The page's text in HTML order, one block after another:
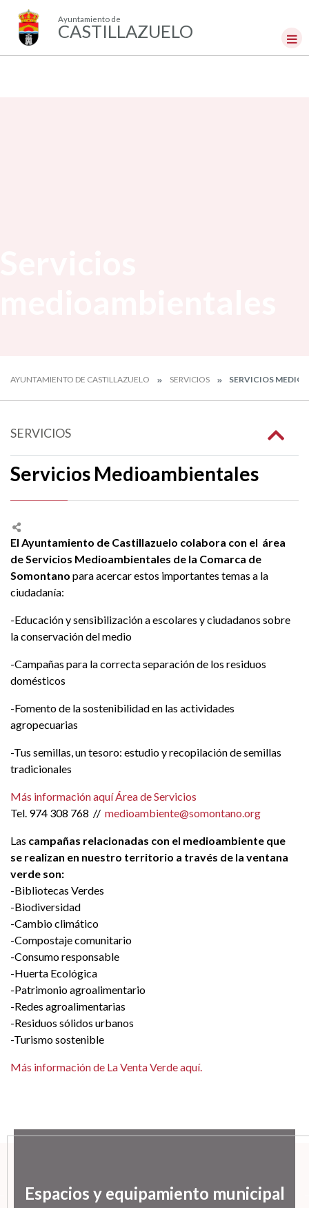
Ayuntamiento de
CASTILLAZUELO
AYUNTAMIENTO DE CASTILLAZUELO SERVICIOS SERVICIOS
SERVICIOS
Servicios Medioambientales
El Ayuntamiento de Castillazuelo colabora con el área
de Servicios Medioambientales de la Comarca de
Somontano para acercar estos importantes temas a la
ciudadanía:
-Educación y sensibilización a escolares y ciudadanos sobre
la conservación del medio
-Campañas para la correcta separación de los residuos
domésticos
-Fomento de la sostenibilidad en las actividades
agropecuarias
-Tus semillas, un tesoro: estudio y recopilación de semillas
tradicionales
Más información aquí Área de Servicios
Tel. 974 308 768 // medioambiente@somontano.org
Las campañas relacionadas con el medioambiente que
se realizan en nuestro territorio a través de la ventana
verde son:
-Bibliotecas Verdes
-Biodiversidad
-Cambio climático
-Compostaje comunitario
-Consumo responsable
-Huerta Ecológica
-Patrimonio agroalimentario
-Redes agroalimentarias
-Residuos sólidos urbanos
-Turismo sostenible
Más información de La Venta Verde aquí.
Espacios y equipamiento municipal